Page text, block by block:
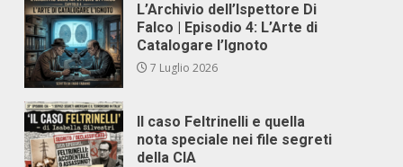
L’Archivio dell’Ispettore Di
Falco | Episodio 4: L’Arte di
Catalogare l’Ignoto
7 Luglio 2026
Il caso Feltrinelli e quella
nota speciale nei file segreti
della CIA